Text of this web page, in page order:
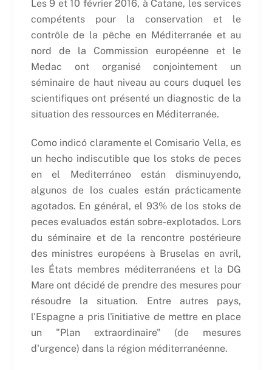
Les 9 et 10 février 2016, à Catane, les services
compétents pour la conservation et le
contrôle de la pêche en Méditerranée et au
nord de la Commission européenne et le
Medac ont organisé conjointement un
séminaire de haut niveau au cours duquel les
scientifiques ont présenté un diagnostic de la
situation des ressources en Méditerranée.
Como indicó claramente el Comisario Vella, es
un hecho indiscutible que los stoks de peces
en el Mediterráneo están disminuyendo,
algunos de los cuales están prácticamente
agotados. En général, el 93% de los stoks de
peces evaluados están sobre-explotados. Lors
du séminaire et de la rencontre postérieure
des ministres européens à Bruselas en avril,
les États membres méditerranéens et la DG
Mare ont décidé de prendre des mesures pour
résoudre la situation. Entre autres pays,
l'Espagne a pris l'initiative de mettre en place
un "Plan extraordinaire" (de mesures
d'urgence) dans la région méditerranéenne.